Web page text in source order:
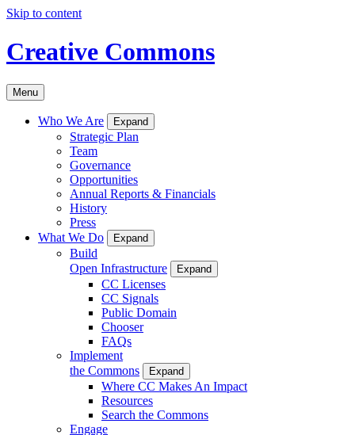
Skip to content
Creative Commons
Menu
Who We Are Expand
Strategic Plan
Team
Governance
Opportunities
Annual Reports & Financials
History
Press
What We Do
Expand
Build
Open Infrastructure
Expand
CC Licenses
CC Signals
Public Domain
Chooser
FAQs
Implement
the Commons
Expand
Where CC Makes An Impact
Resources
Search the Commons
Engage